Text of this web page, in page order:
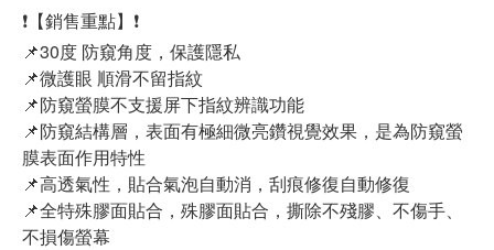
❗【銷售重點】❗
📌30度 防窺角度，保護隱私
📌微護眼 順滑不留指紋
📌防窺螢膜不支援屏下指紋辨識功能
📌防窺結構層，表面有極細微亮鑽視覺效果，是為防窺螢
膜表面作用特性
📌高透氣性，貼合氣泡自動消，刮痕修復自動修復
📌全特殊膠面貼合，殊膠面貼合，撕除不殘膠、不傷手、
不損傷螢幕